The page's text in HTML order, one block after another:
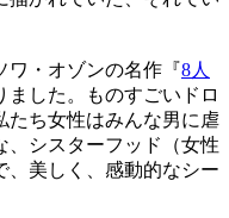
・オゾンの名作『8人
ました。ものすごいドロ
たち女性はみんな男に虐
、シスターフッド（女性
、美しく、感動的なシー